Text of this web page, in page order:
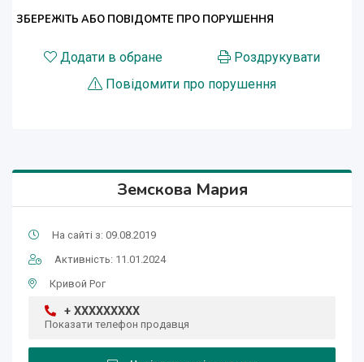
ЗБЕРЕЖІТЬ АБО ПОВІДОМТЕ ПРО ПОРУШЕННЯ
Додати в обране
Роздрукувати
Повідомити про порушення
Земскова Мария
На сайті з: 09.08.2019
Активність: 11.01.2024
Кривой Рог
+ XXXXXXXXX
Показати телефон продавця